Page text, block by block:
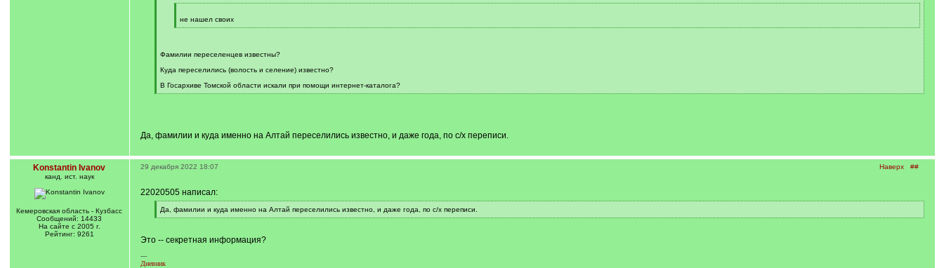
q
]
не нашел своих
[
Фамилии переселенцев известны?
Куда переселились (волость и селение) известно?
В Госархиве Томской области искали при помощи интернет-каталога?
[
Да, фамилии и куда именно на Алтай переселились известно, и даже года, по с/х переписи.
Konstantin Ivanov
канд. ист. наук
Кемеровская область - Кузбасс
Сообщений: 14433
На сайте с 2005 г.
Рейтинг: 9261
Наверх ##
29 декабря 2022 18:07
22020505 написал:
[
q
Да, фамилии и куда именно на Алтай переселились известно, и даже года, по с/х переписи.
[
]
Это -- секретная информация?
---
Дневник